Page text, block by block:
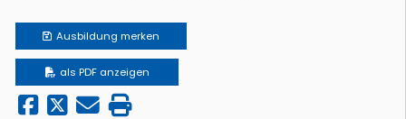
Ausbildung merken
als PDF anzeigen